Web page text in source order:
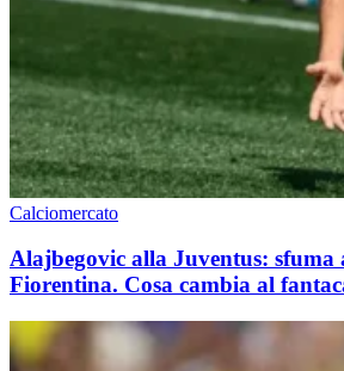
Calciomercato
Alajbegovic alla Juventus: sfuma
Fiorentina. Cosa cambia al